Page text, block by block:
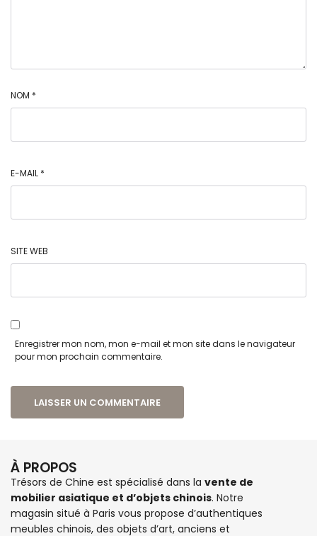
NOM *
E-MAIL *
SITE WEB
Enregistrer mon nom, mon e-mail et mon site dans le navigateur
pour mon prochain commentaire.
À PROPOS
Trésors de Chine est spécialisé dans la vente de
mobilier asiatique et d’objets chinois. Notre
magasin situé à Paris vous propose d’authentiques
meubles chinois, des objets d’art, anciens et